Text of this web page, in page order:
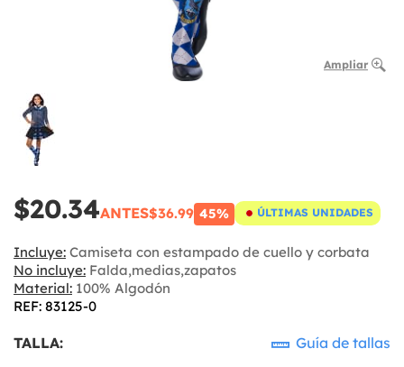
Ampliar
$20.34ANTES$36.99 45% ÚLTIMAS UNIDADES
Incluye: Camiseta con estampado de cuello y corbata
No incluye: Falda,medias,zapatos
Material: 100% Algodón
REF: 83125-0
TALLA: Guía de tallas